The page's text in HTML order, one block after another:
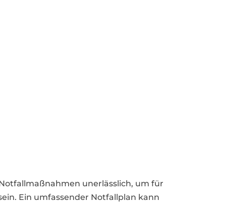
unerlässlich, um für
Ein umfassender Notfallplan kann